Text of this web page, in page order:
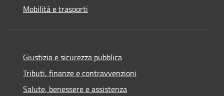
Mobilità e trasporti
Giustizia e sicurezza pubblica
Tributi, finanze e contravvenzioni
Salute, benessere e assistenza